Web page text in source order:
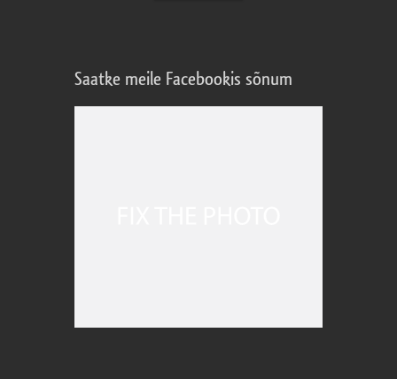
Saatke meile Facebookis sõnum